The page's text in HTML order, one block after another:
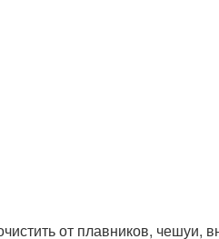
от плавников, чешуи,